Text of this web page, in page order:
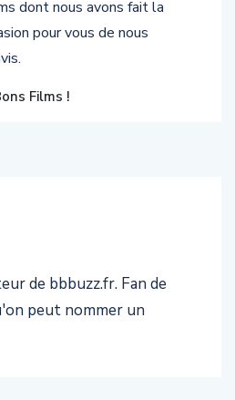
pour vous de nous
de bbbuzz.fr. Fan de
peut nommer un